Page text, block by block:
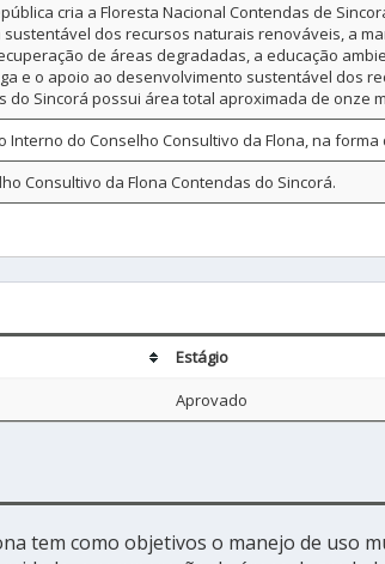
cria a Floresta Nacional Contendas de
dos recursos naturais renováveis, a
de áreas degradadas, a educação
e o apoio ao desenvolvimento sustentável dos
do Sincorá possui área total aproximada de onze
Interno do Conselho Consultivo da Flona, na forma
Consultivo da Flona Contendas do Sincorá.
Estágio
Aprovado
tem como objetivos o manejo de